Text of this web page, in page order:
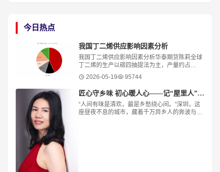
今日热点
我国丁二烯供应影响因素分析
我国丁二烯供应影响因素分析华泰期货陈莉全球
丁二烯的生产以碳四抽提法为主，产量约占
95%，辅以丁烯/丁烷脱氢法。C4主要是乙烯裂
解过程中伴生出来的产物，因此，丁二烯的供应
跟其自
2026-05-19 95744
​匠心守乡味 初心暖人心——记“屋里人”湖北菜创始人张旭花
“人间有味是清欢，最是乡愁绕心间。”深圳，这
座昼夜不息的城市，藏着千万异乡人的奔波与梦